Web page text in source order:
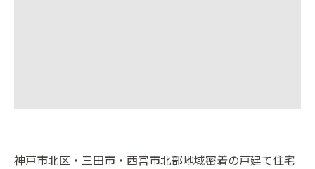
神戸市北区・三田市・西宮市北部地域密着の戸建て住宅